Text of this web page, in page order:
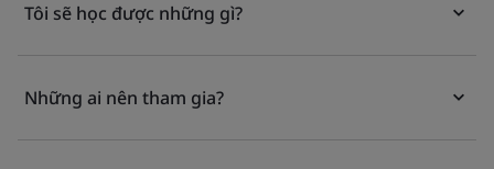
Tôi sẽ học được những gì?
Những ai nên tham gia?